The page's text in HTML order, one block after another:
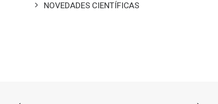
NOVEDADES CIENTÍFICAS